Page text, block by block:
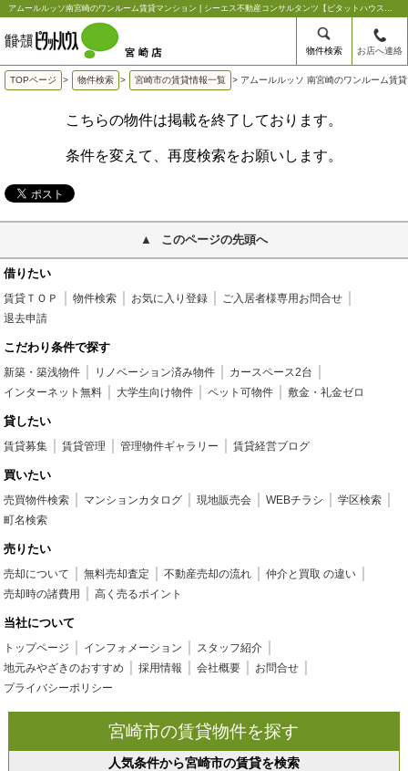
アムールルッソ南宮崎のワンルーム賃貸マンション | シーエス不動産コンサルタンツ【ピタットハウス宮崎店】
物件検索 お店へ連絡
TOPページ > 物件検索 > 宮崎市の賃貸情報一覧 > アムールルッソ 南宮崎のワンルーム賃
こちらの物件は掲載を終了しております。
条件を変えて、再度検索をお願いします。
このページの先頭へ
借りたい
賃貸ＴＯＰ 物件検索 お気に入り登録
ご入居者様専用お問合せ
退去申請
こだわり条件で探す
新築・築浅物件 リノベーション済み物件
カースペース2台
インターネット無料
大学生向け物件 ペット可物件 敷金・礼金ゼロ
貸したい
賃貸募集 賃貸管理 管理物件ギャラリー 賃貸経営ブログ
買いたい
売買物件検索 マンションカタログ 現地販売会 WEBチラシ
学区検索
町名検索
売りたい
売却について 無料売却査定 不動産売却の流れ
仲介と買取 の違い
売却時の諸費用
高く売るポイント
当社について
トップページ インフォメーション
スタッフ紹介
地元みやざきのおすすめ
採用情報 会社概要
お問合せ
プライバシーポリシー
宮崎市の賃貸物件を探す
人気条件から宮崎市の賃貸を検索